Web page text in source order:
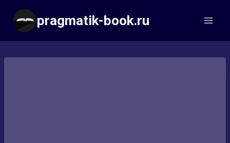
Перейти
содержимому
pragmatik-book.ru